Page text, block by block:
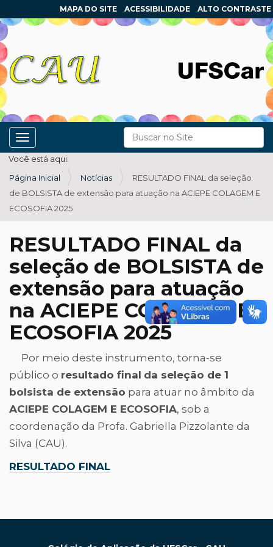
Busca
Busca Avançada…
MAPA DO SITE ACESSIBILIDADE ALTO CONTRASTE
Toggle navigation
Você está aqui:
Página Inicial
Notícias
RESULTADO FINAL da seleção
de BOLSISTA de extensão para atuação na ACIEPE COLAGEM E
ECOSOFIA 2025
RESULTADO FINAL da
seleção de BOLSISTA de
extensão para atuação
na ACIEPE COLAGEM E
ECOSOFIA 2025
Por meio deste instrumento, torna-se
público o resultado final da seleção de 1
bolsista de extensão para atuar no âmbito da
ACIEPE COLAGEM E ECOSOFIA, sob a
coordenação da Profa. Gabriella Pizzolante da
Silva (CAU).
RESULTADO FINAL